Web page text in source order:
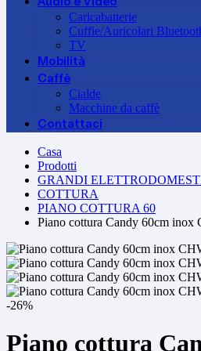
Caricabatterie
Cuffie/Auricolari
TV
Mobilità
Caffè
Cialde
Macchine da caffè
Contattaci
Casa
Prodotti
GRANDI
COTTURA
PIANO COTTURA 60
Piano cottura Candy 60cm
-26%
Piano cottura